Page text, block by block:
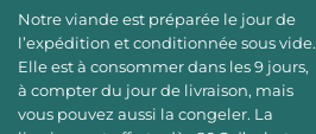
Notre viande est préparée le jour de
l’expédition et conditionnée sous vide.
Elle est à consommer dans les 9 jours,
à compter du jour de livraison, mais
vous pouvez aussi la congeler. La